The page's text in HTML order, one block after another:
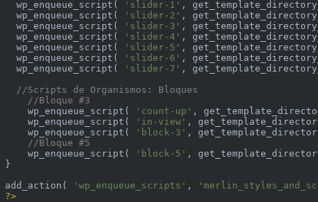
  wp_enqueue_script(
'slider-1' ,
  wp_enqueue_script(
'slider-2' ,
  wp_enqueue_script(
'slider-3' ,
  wp_enqueue_script(
'slider-4' ,
  wp_enqueue_script(
'slider-5' ,
  wp_enqueue_script(
'slider-6' ,
  wp_enqueue_script(
'slider-7' ,
//Scripts de Organismos: Bloques
//Bloque #3
    wp_enqueue_script(
'count-up' ,
    wp_enqueue_script(
'in-view' ,
    wp_enqueue_script(
'block-3' ,
//Bloque #5
    wp_enqueue_script(
'block-5' ,
}
add_action(
'wp_enqueue_scripts' ,
?>